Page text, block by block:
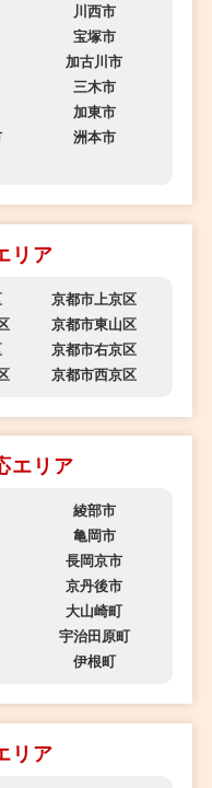
川西市
宝塚市
加古川市
三木市
加東市
洲本市
リア
京都市上京区
京都市東山区
京都市右京区
京都市西京区
エリア
綾部市
亀岡市
長岡京市
京丹後市
大山崎町
宇治田原町
伊根町
リア